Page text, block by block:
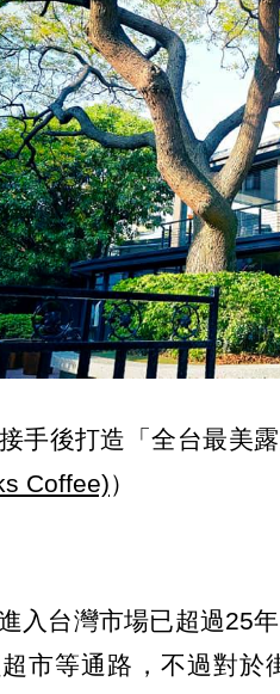
手後打造「全台最美
Coffee)）
入台灣市場已超過25
市等通路，不過對於